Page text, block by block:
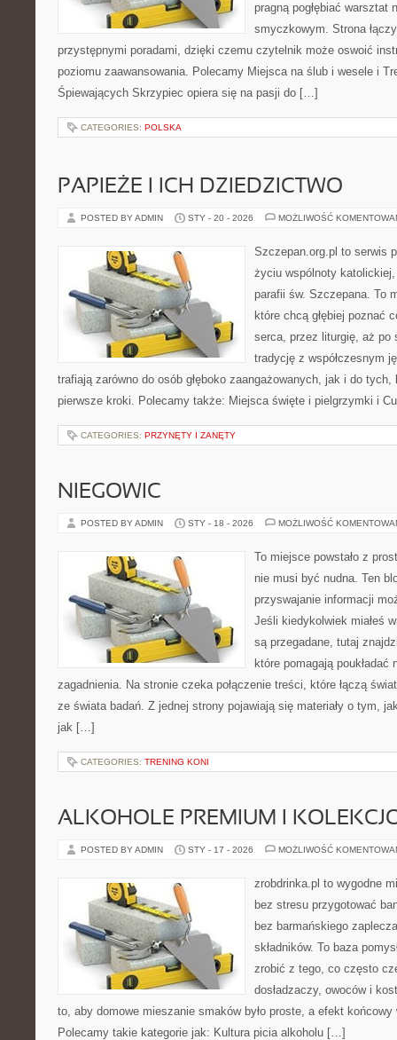
pragną pogłębiać warsztat
smyczkowym. Strona
przystępnymi poradami, dzięki czemu czytelnik może oswoić
poziomu zaawansowania. Polecamy Miejsca na ślub i wesele i
Śpiewających Skrzypiec opiera się na pasji do […]
CATEGORIES: POLSKA
PAPIEŻE I ICH DZIEDZICTWO
POSTED BY ADMIN STY - 20 - 2026 MOŻLIWOŚĆ
Szczepan.org.pl to serwis
życiu wspólnoty
parafii św. Szczepana. To
które chcą głębiej poznać
serca, przez liturgię, aż po
tradycję z współczesnym
trafiają zarówno do osób głęboko zaangażowanych, jak i do
pierwsze kroki. Polecamy także: Miejsca święte i pielgrzymki i
CATEGORIES: PRZYNĘTY I ZANĘTY
NIEGOWIC
POSTED BY ADMIN STY - 18 - 2026 MOŻLIWOŚĆ
To miejsce powstało z
nie musi być nudna. Ten
przyswajanie informacji
Jeśli kiedykolwiek miałeś
są przegadane, tutaj
które pomagają poukładać
zagadnienia. Na stronie czeka połączenie treści, które łączą
ze świata badań. Z jednej strony pojawiają się materiały o tym,
jak […]
CATEGORIES: TRENING KONI
ALKOHOLE PREMIUM I
POSTED BY ADMIN STY - 17 - 2026 MOŻLIWOŚĆ
zrobdrinka.pl to wygodne
bez stresu przygotować
bez barmańskiego
składników. To baza
zrobić z tego, co często
dosładzaczy, owoców i
to, aby domowe mieszanie smaków było proste, a efekt końcowy
Polecamy takie kategorie jak: Kultura picia alkoholu […]